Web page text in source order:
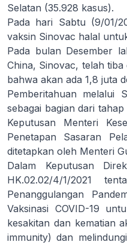
Selatan (35.928 kasus).
Pada hari Sabtu (9/01/
vaksin Sinovac halal
Pada bulan Desember
China, Sinovac, telah
bahwa akan ada 1,8 juta
Pemberitahuan melalui
sebagai bagian dari
Keputusan Menteri
Penetapan Sasaran
ditetapkan oleh Menteri
Dalam Keputusan
HK.02.02/4/1/2021
Penanggulangan
Vaksinasi COVID-19
kesakitan dan kematian
immunity) dan